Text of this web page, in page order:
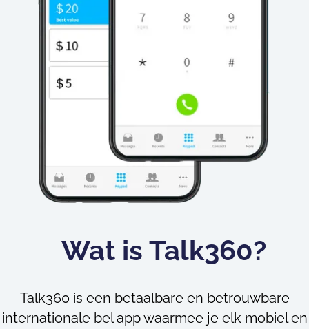
Wat is Talk360?
Talk360 is een betaalbare en betrouwbare
internationale bel app waarmee je elk mobiel en